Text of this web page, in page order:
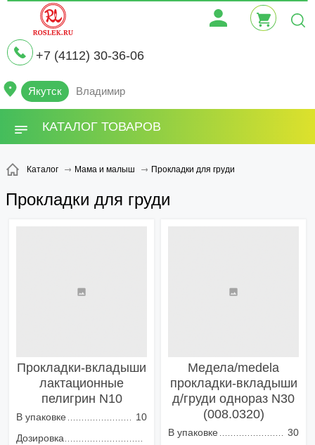
+7 (4112) 30-36-06
Якутск Владимир
КАТАЛОГ ТОВАРОВ
Каталог Мама и малыш Прокладки для груди
Прокладки для груди
Прокладки-вкладыши
лактационные
пелигрин N10
В упаковке
10
Дозировка
Медела/medela
прокладки-вкладыши
д/груди однораз N30
(008.0320)
В упаковке
30